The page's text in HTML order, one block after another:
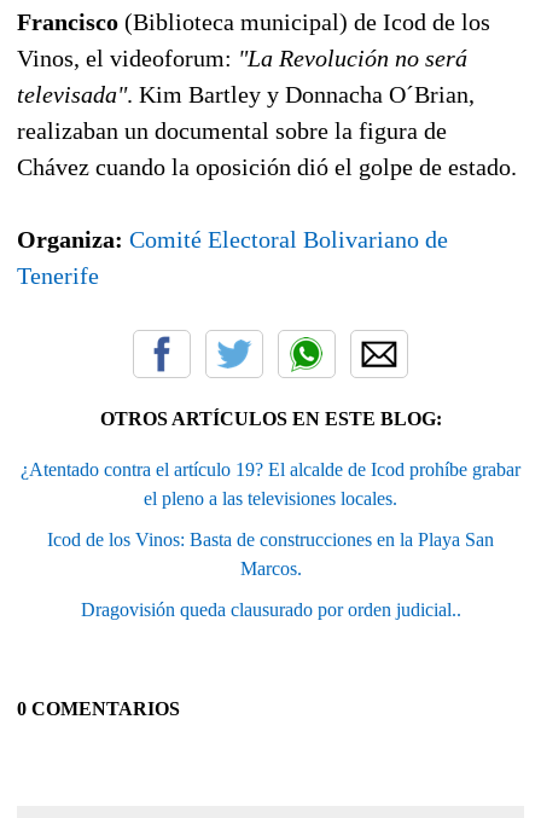
Francisco (Biblioteca municipal) de Icod de los
Vinos, el videoforum: "La Revolución no será
televisada". Kim Bartley y Donnacha O´Brian,
realizaban un documental sobre la figura de
Chávez cuando la oposición dió el golpe de estado.
Organiza: Comité Electoral Bolivariano de
Tenerife
OTROS ARTÍCULOS EN ESTE BLOG:
¿Atentado contra el artículo 19? El alcalde de Icod prohíbe grabar
el pleno a las televisiones locales.
Icod de los Vinos: Basta de construcciones en la Playa San
Marcos.
Dragovisión queda clausurado por orden judicial..
0 COMENTARIOS